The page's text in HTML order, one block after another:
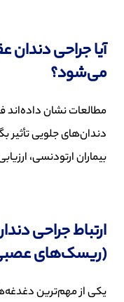
آیا جراحی دندان
می‌شود؟
مطالعات نشان داده‌اند
دندان‌های جلویی تأثیر
بیماران ارتودنسی،
ارتباط جراحی
(ریسک‌های
یکی از مهم‌ترین